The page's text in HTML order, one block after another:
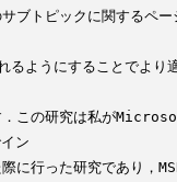
ブトピックに関するペ
るようにすることでより
．この研究は私が
ン
に行った研究であり，